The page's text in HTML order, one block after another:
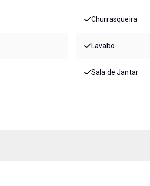
Churrasqueira
Lavabo
Sala de Jantar